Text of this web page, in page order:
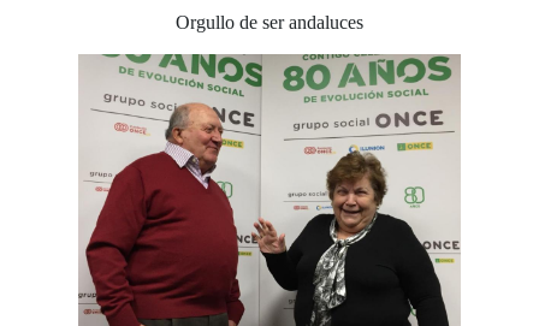
Orgullo de ser andaluces